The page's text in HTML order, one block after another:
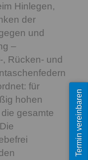
Hinlegen,
der
und
–
Rücken- und
für
hohen
gesamte
Termin vereinbaren